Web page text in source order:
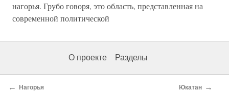
нагорья. Грубо говоря, это область, представленная на
современной политической
О проекте Разделы
← Нагорья Юкатан →